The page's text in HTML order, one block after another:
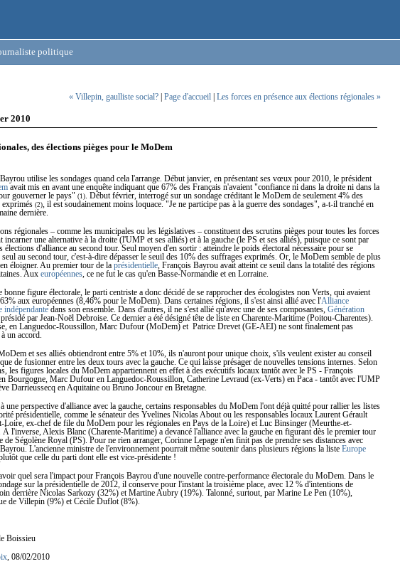
politique
« Villepin, gaulliste social? Page d'accueil Les forces en présence aux élections régionales »
2010
des élections pièges pour le MoDem
utilise les sondages quand cela l'arrange. Début janvier, en présentant ses vœux pour 2010, le président
avait mis en avant une enquête indiquant que 67% des Français n'avaient "confiance ni dans la droite ni dans la
gouverner le pays" (1) . Début février, interrogé sur un sondage créditant le MoDem de seulement 4% des
exprimés (2) , il est soudainement moins loquace. "Je ne participe pas à la guerre des sondages", a-t-il tranché en
dernière.
régionales – comme les municipales ou les législatives – constituent des scrutins pièges pour toutes les forces
incarner une alternative à la droite (l'UMP et ses alliés) et à la gauche (le PS et ses alliés), puisque ce sont par
élections d'alliance au second tour. Seul moyen d'en sortir : atteindre le poids électoral nécessaire pour se
au second tour, c'est-à-dire dépasser le seuil des 10% des suffrages exprimés. Or, le MoDem semble de plus
éloigner. Au premier tour de la présidentielle , François Bayrou avait atteint ce seuil dans la totalité des régions
Aux européennes , ce ne fut le cas qu'en Basse-Normandie et en Lorraine.
bonne figure électorale, le parti centriste a donc décidé de se rapprocher des écologistes non Verts, qui avaient
aux européennes (8,46% pour le MoDem). Dans certaines régions, il s'est ainsi allié avec l'Alliance
indépendante dans son ensemble. Dans d'autres, il ne s'est allié qu'avec une de ses composantes, Génération
, présidé par Jean-Noël Debroise. Ce dernier a été désigné tête de liste en Charente-Maritime (Poitou-Charentes).
en Languedoc-Roussillon, Marc Dufour (MoDem) et Patrice Drevet (GE-AEI) ne sont finalement pas
un accord.
et ses alliés obtiendront entre 5% et 10%, ils n'auront pour unique choix, s'ils veulent exister au conseil
de fusionner entre les deux tours avec la gauche. Ce qui laisse présager de nouvelles tensions internes. Selon
les figures locales du MoDem appartiennent en effet à des exécutifs locaux tantôt avec le PS - François
Bourgogne, Marc Dufour en Languedoc-Roussillon, Catherine Levraud (ex-Verts) en Paca - tantôt avec l'UMP
Darrieussecq en Aquitaine ou Bruno Joncour en Bretagne.
une perspective d'alliance avec la gauche, certains responsables du MoDem l'ont déjà quitté pour rallier les listes
présidentielle, comme le sénateur des Yvelines Nicolas About ou les responsables locaux Laurent Gérault
Loire, ex-chef de file du MoDem pour les régionales en Pays de la Loire) et Luc Binsinger (Meurthe-et-
l'inverse, Alexis Blanc (Charente-Maritime) a devancé l'alliance avec la gauche en figurant dès le premier tour
de Ségolène Royal (PS). Pour ne rien arranger, Corinne Lepage n'en finit pas de prendre ses distances avec
L'ancienne ministre de l'environnement pourrait même soutenir dans plusieurs régions la liste Europe
que celle du parti dont elle est vice-présidente !
quel sera l'impact pour François Bayrou d'une nouvelle contre-performance électorale du MoDem. Dans le
sur la présidentielle de 2012, il conserve pour l'instant la troisième place, avec 12 % d'intentions de
loin derrière Nicolas Sarkozy (32%) et Martine Aubry (19%). Talonné, surtout, par Marine Le Pen (10%),
de Villepin (9%) et Cécile Duflot (8%).
Boissieu
, 08/02/2010